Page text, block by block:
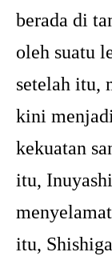
berada di
oleh suatu
setelah itu,
kini
kekuatan
itu,
itu,